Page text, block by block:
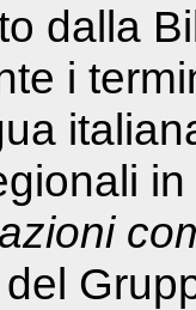
dalla
i